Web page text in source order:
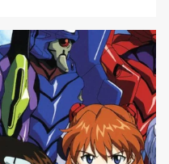
serie promette un mix di
che unisce le tradizioni